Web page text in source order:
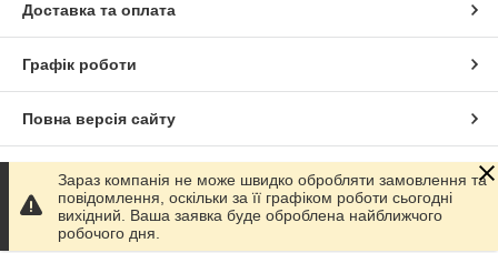
Доставка та оплата
Графік роботи
Повна версія сайту
Сайт створено на маркетплейсіProm.ua
Політика конфіденційності
Зараз компанія не може швидко обробляти замовлення та
повідомлення, оскільки за її графіком роботи сьогодні
вихідний. Ваша заявка буде оброблена найближчого
робочого дня.